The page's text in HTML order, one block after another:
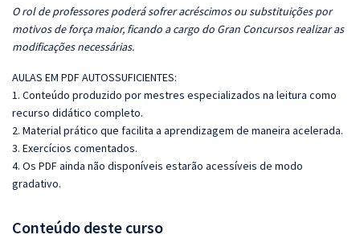
O rol de professores poderá sofrer acréscimos ou substituições por
motivos de força maior, ficando a cargo do Gran Concursos realizar as
modificações necessárias.
AULAS EM PDF AUTOSSUFICIENTES:
1. Conteúdo produzido por mestres especializados na leitura como
recurso didático completo.
2. Material prático que facilita a aprendizagem de maneira acelerada.
3. Exercícios comentados.
4. Os PDF ainda não disponíveis estarão acessíveis de modo
gradativo.
Conteúdo deste curso